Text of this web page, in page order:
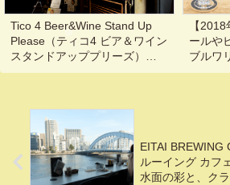
Tico 4 Beer&Wine Stand Up
Please（ティコ4 ビア＆ワイン
スタンドアッププリーズ）ナ
ッツ食べ放題でクラフトビー
【
ールや
ブルワ
『アク
EITAI BREWING
ルーイング カフ
水面の彩と、ク